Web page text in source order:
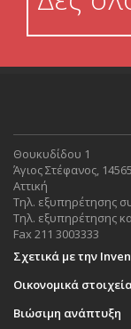
Θουκυδίδου 1
Άγιος Στέφανος, 14565
Αττική
Τηλ. εξυπηρέτησης
Τηλ. εξυπηρέτησης
Fax 211 3003333
Σχετικά με την
Οικονομικά
Βιώσιμη ανάπτυξη